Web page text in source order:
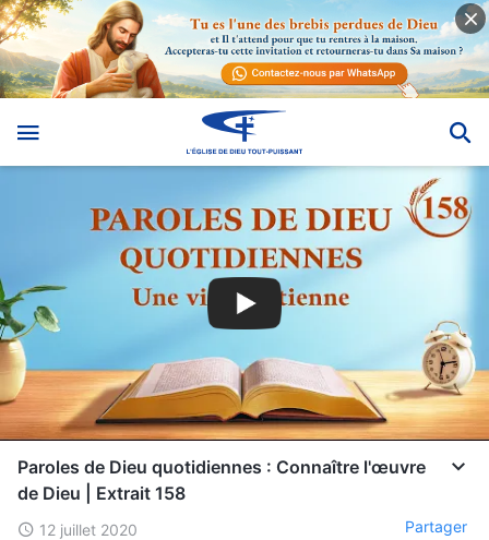
Paroles de Dieu quotidiennes : Connaître l'œuvre
de Dieu | Extrait 158
12 juillet 2020 Partager